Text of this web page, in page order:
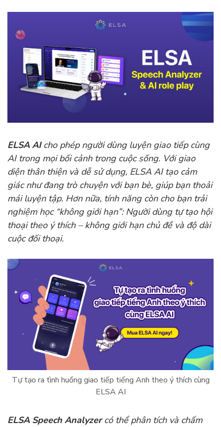
ELSA AIcho phép người dùng luyện giao tiếp cùng
AI trong mọi bối cảnh trong cuộc sống. Với giao
diện thân thiện và dễ sử dụng, ELSA AI tạo cảm
giác như đang trò chuyện với bạn bè, giúp bạn thoải
mái luyện tập. Hơn nữa, tính năng còn cho bạn trải
nghiệm học “không giới hạn”: Người dùng tự tạo hội
thoại theo ý thích – không giới hạn chủ đề và độ dài
cuộc đối thoại.
Tự tạo ra tình huống giao tiếp tiếng Anh theo ý thích cùng
ELSA AI
ELSA Speech Analyzercó thể phân tích và chấm